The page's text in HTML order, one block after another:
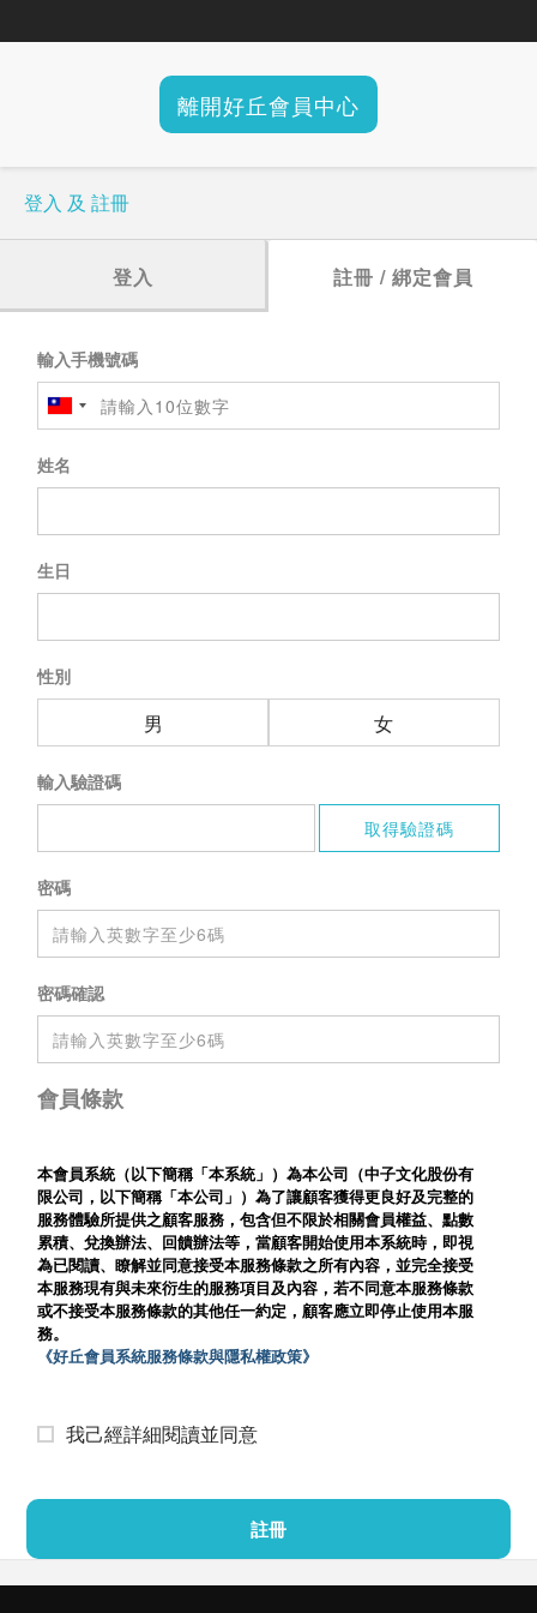
離開好丘會員中心
登入 及 註冊
登入 註冊 / 綁定會員
輸入手機號碼
姓名
生日
性別
男 女
輸入驗證碼
密碼
密碼確認
會員條款
本會員系統（以下簡稱「本系統」）為本公司（中子文化股份有
限公司，以下簡稱「本公司」）為了讓顧客獲得更良好及完整的
服務體驗所提供之顧客服務，包含但不限於相關會員權益、點數
累積、兌換辦法、回饋辦法等，當顧客開始使用本系統時，即視
為已閱讀、瞭解並同意接受本服務條款之所有內容，並完全接受
本服務現有與未來衍生的服務項目及內容，若不同意本服務條款
或不接受本服務條款的其他任一約定，顧客應立即停止使用本服
務。
《好丘會員系統服務條款與隱私權政策》
我己經詳細閱讀並同意
註冊